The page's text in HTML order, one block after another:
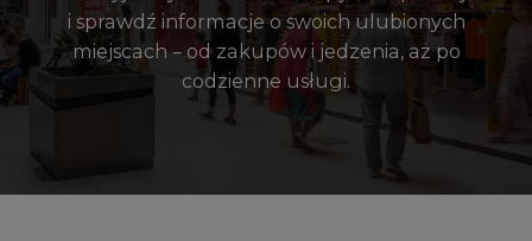
i sprawdź informacje o swoich ulubionych
miejscach – od zakupów i jedzenia, aż po
codzienne usługi.